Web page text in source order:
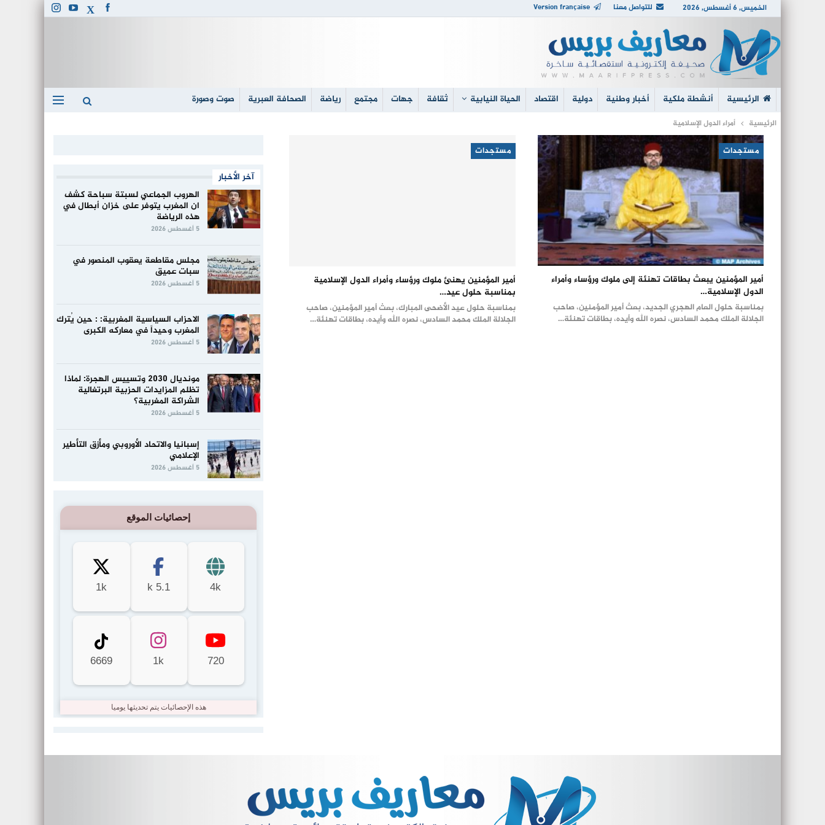
الخميس, 6 أغسطس, 2026 للتواصل معنا Version française
الرئيسية أنشطة ملكية أخبار وطنية دولية اقتصاد الحياة النيابية ثقافة جهات مجتمع رياضة الصحافة العبرية صوت وصورة
الرئيسية أمراء الدول الإسلامية
مستجدات
أمير المؤمنين يبعث بطاقات تهنئة إلى ملوك ورؤساء وأمراء
الدول الإسلامية…
بمناسبة حلول العام الهجري الجديد، بعث أمير المؤمنين، صاحب
الجلالة الملك محمد السادس، نصره الله وأيده، بطاقات تهنئة…
مستجدات
أمير المؤمنين يهنئ ملوك ورؤساء وأمراء الدول الإسلامية
بمناسبة حلول عيد…
بمناسبة حلول عيد الأضحى المبارك، بعث أمير المؤمنین، صاحب
الجلالة الملك محمد السادس، نصره الله وأيده، بطاقات تهنئة…
آخر الأخبار
الهروب الجماعي لسبتة سباحة كشف
ان المغرب يتوفر على خزان أبطال في
هذه الرياضة
5 أغسطس 2026
مجلس مقاطعة يعقوب المنصور في
سبات عميق
5 أغسطس 2026
الاحزاب السياسية المغربية: : حين يُترك
المغرب وحيداً في معاركه الكبرى
5 أغسطس 2026
مونديال 2030 وتسييس الهجرة: لماذا
تظلم المزايدات الحزبية البرتغالية
الشراكة المغربية؟
5 أغسطس 2026
إسبانيا والاتحاد الأوروبي ومأزق التأطير
الإعلامي
5 أغسطس 2026
إحصائيات الموقع
4k
5.1 k
1k
720
1k
6669
هذه الإحصائيات يتم تحديثها يوميا